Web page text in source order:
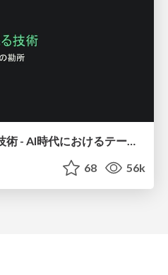
DBのスキルで生き残る技術 - AI時代におけるテーブル設計の勘所
68 56k